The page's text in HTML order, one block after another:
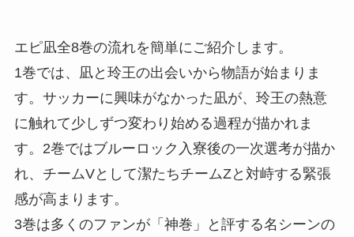
エピ凪全8巻の流れを簡単にご紹介します。
1巻では、凪と玲王の出会いから物語が始まりま
す。サッカーに興味がなかった凪が、玲王の熱意
に触れて少しずつ変わり始める過程が描かれま
す。2巻ではブルーロック入寮後の一次選考が描か
れ、チームVとして潔たちチームZと対峙する緊張
感が高まります。
3巻は多くのファンが「神巻」と評する名シーンの